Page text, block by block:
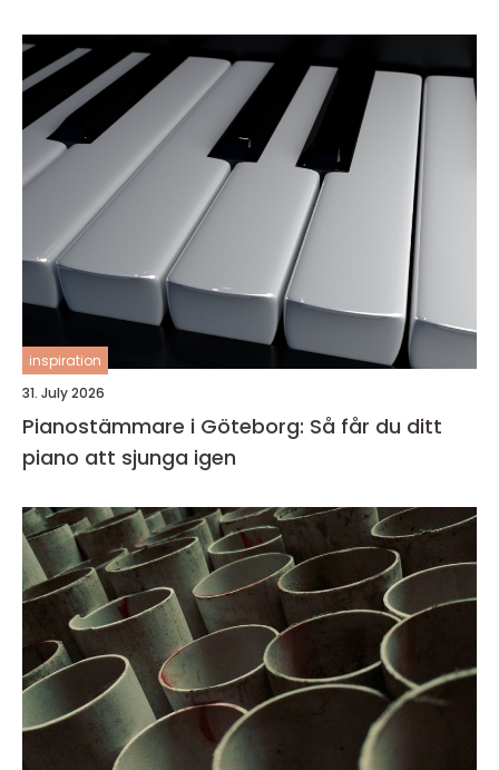
inspiration
31. July 2026
Pianostämmare i Göteborg: Så får du ditt
piano att sjunga igen